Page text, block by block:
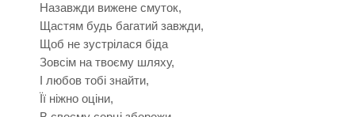
Назавжди вижене смуток,
Щастям будь багатий завжди,
Щоб не зустрілася біда
Зовсім на твоєму шляху,
І любов тобі знайти,
Її ніжно оціни,